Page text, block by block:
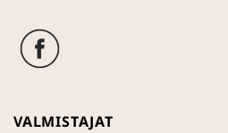
VALMISTAJAT